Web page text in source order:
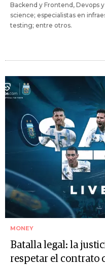
Backend y Frontend, Devops
science; especialistas en
testing; entre otros.
MONEY
Batalla legal: la
respetar el contrato